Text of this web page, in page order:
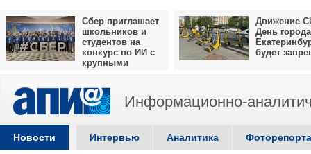
Сбер приглашает
школьников и
студентов на
конкурс по ИИ с
крупными
Движение
День города
будет
Информационно-
Новости Интервью Аналитика